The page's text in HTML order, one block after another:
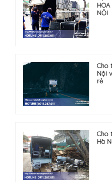
NỘI
Cho
Nội
rẻ
Cho
Hà